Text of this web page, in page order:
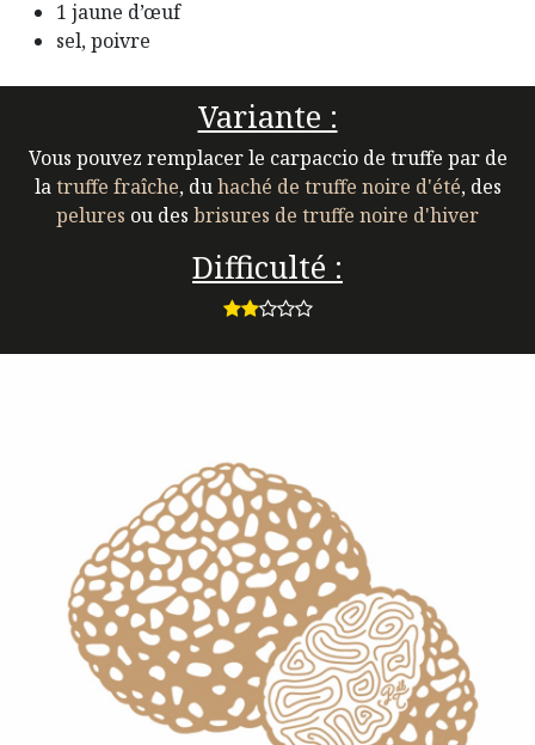
1 jaune d’œuf
sel, poivre
Variante :
Vous pouvez remplacer le carpaccio de truffe par de
latruffe fraîche, duhaché de truffe noire d'été, des
pelures ou des brisures de truffe noire d'hiver
Difficulté :